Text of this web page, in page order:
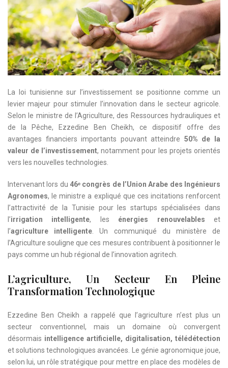
La loi tunisienne sur l’investissement se positionne comme un
levier majeur pour stimuler l’innovation dans le secteur agricole.
Selon le ministre de l’Agriculture, des Ressources hydrauliques et
de la Pêche, Ezzedine Ben Cheikh, ce dispositif offre des
avantages financiers importants pouvant atteindre 50% de la
valeur de l’investissement, notamment pour les projets orientés
vers les nouvelles technologies.
Intervenant lors du 46ᵉ congrès de l’Union Arabe des Ingénieurs
Agronomes, le ministre a expliqué que ces incitations renforcent
l’attractivité de la Tunisie pour les startups spécialisées dans
l’irrigation intelligente, les énergies renouvelables et
l’agriculture intelligente . Un communiqué du ministère de
l’Agriculture souligne que ces mesures contribuent à positionner le
pays comme un hub régional de l’innovation agritech.
L’agriculture, Un Secteur En Pleine
Transformation Technologique
Ezzedine Ben Cheikh a rappelé que l’agriculture n’est plus un
secteur conventionnel, mais un domaine où convergent
désormais intelligence artificielle, digitalisation, télédétection
et solutions technologiques avancées. Le génie agronomique joue,
selon lui, un rôle stratégique pour mettre en place des modèles de